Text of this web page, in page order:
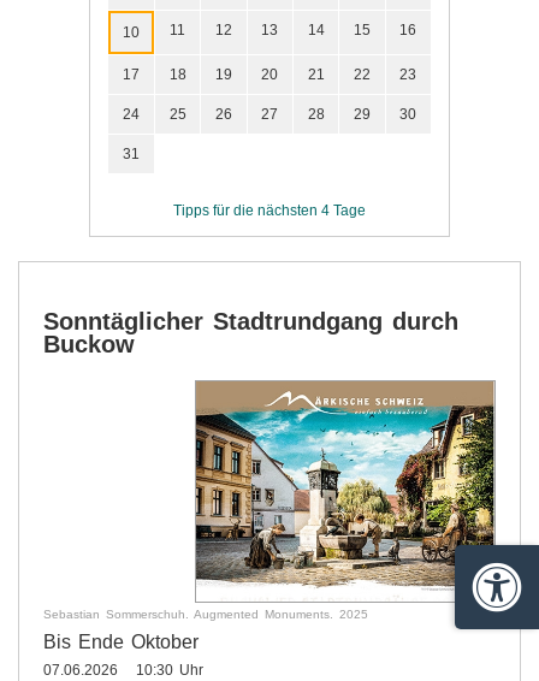
10 11 12 13 14 15 16
17 18 19 20 21 22 23
24 25 26 27 28 29 30
31
Tipps für die nächsten 4 Tage
Sonntäglicher Stadtrundgang durch
Buckow
Sebastian Sommerschuh. Augmented Monuments. 2025
Bis Ende Oktober
07.06.2026 10:30 Uhr